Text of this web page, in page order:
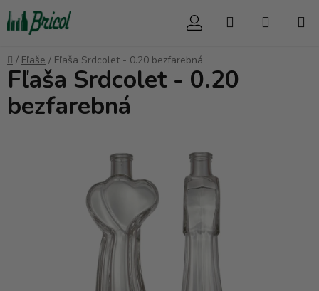
Prejsť
na
obsah
Hľadať
Domov
/ Fľaše / Fľaša Srdcolet - 0.20 bezfarebná
Fľaša Srdcolet - 0.20
bezfarebná